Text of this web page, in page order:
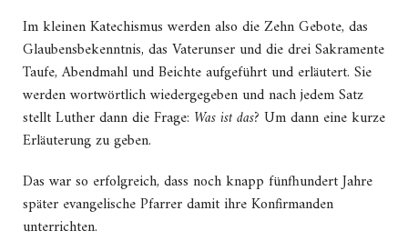
Im kleinen Katechismus werden also die Zehn Gebote, das
Glaubensbekenntnis, das Vaterunser und die drei Sakramente
Taufe, Abendmahl und Beichte aufgeführt und erläutert. Sie
werden wortwörtlich wiedergegeben und nach jedem Satz
stellt Luther dann die Frage: Was ist das? Um dann eine kurze
Erläuterung zu geben.
Das war so erfolgreich, dass noch knapp fünfhundert Jahre
später evangelische Pfarrer damit ihre Konfirmanden
unterrichten.